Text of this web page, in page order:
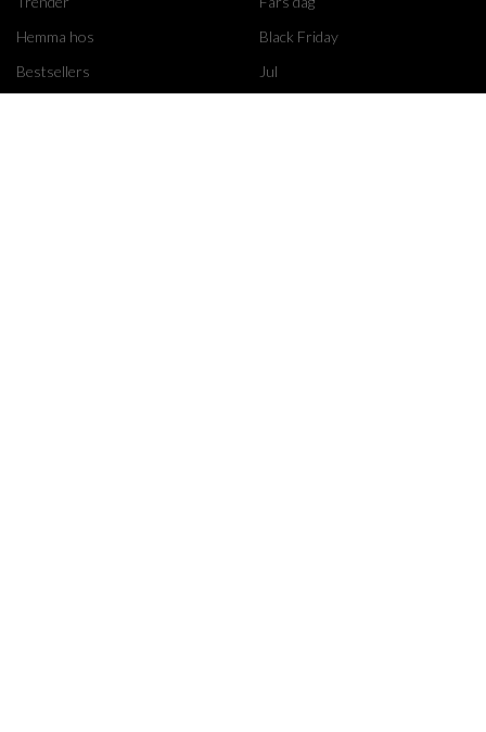
Hemma hos
Bestsellers
Black Friday
Jul